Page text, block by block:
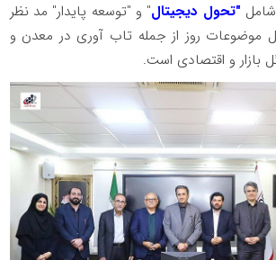
"تحول دیجیتال" و "توسعه پایدار" مد نظر
موضوعات روز از جمله تاب آوری در معدن و
بازار و اقتصادی است.